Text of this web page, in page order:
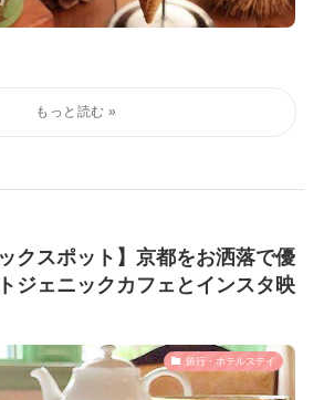
クスポット】京都をお洒落で優
ジェニックカフェとインスタ映
旅行・ホテルステイ